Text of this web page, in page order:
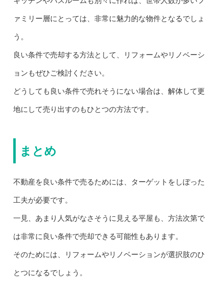
ァミリー層にとっては、非常に魅力的な物件となるでしょ
う。
良い条件で売却する方法として、リフォームやリノベーシ
ョンもぜひご検討ください。
どうしても良い条件で売れそうにない場合は、解体して更
地にして売り出すのもひとつの方法です。
まとめ
不動産を良い条件で売るためには、ターゲットをしぼった
工夫が必要です。
一見、あまり人気がなさそうに見える平屋も、方法次第で
は非常に良い条件で売却できる可能性もあります。
そのためには、リフォームやリノベーションが選択肢のひ
とつになるでしょう。